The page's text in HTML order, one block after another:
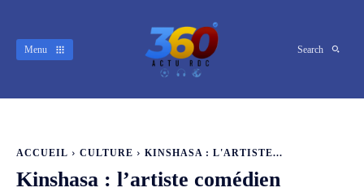
Menu Search
ACCUEIL CULTURE KINSHASA : L'ARTISTE...
Kinshasa : l’artiste comédien